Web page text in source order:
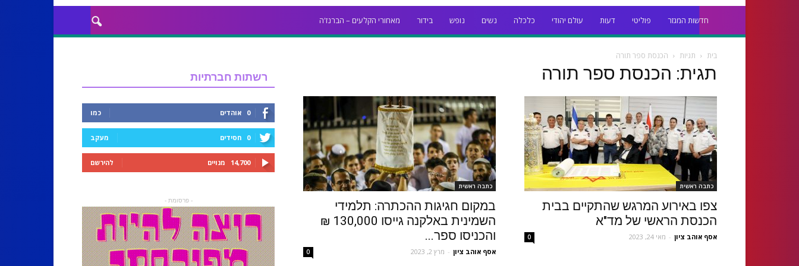
חדשות המגזר פוליטי דעות עולם יהודי כלכלה נשים נופש בידור מאחורי הקלעים – הברנז'ה
בית תגיות הכנסת ספר תורה
תגית: הכנסת ספר תורה
כתבה ראשית
צפו באירוע המרגש שהתקיים בבית
הכנסת הראשי של מד"א
אסף אוהב ציון - מאי 24, 2023 0
כתבה ראשית
במקום חגיגות ההכתרה: תלמידי
השמינית באלקנה גייסו 130,000 ₪
והכניסו ספר...
אסף אוהב ציון - מרץ 2, 2023 0
רשתות חברתיות
0 אוהדים כמו
0 חסידים מעקב
14,700 מנויים להירשם
- פרסומת -